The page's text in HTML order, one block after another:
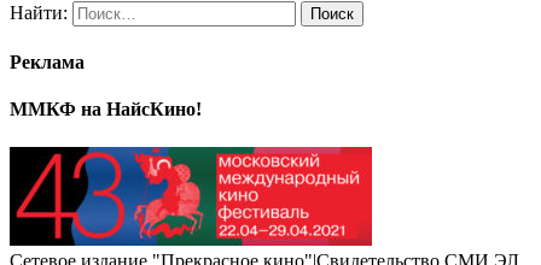
Найти:
Реклама
ММКФ на НайсКино!
Сетевое издание "Прекрасное кино"|Свидетельство СМИ ЭЛ